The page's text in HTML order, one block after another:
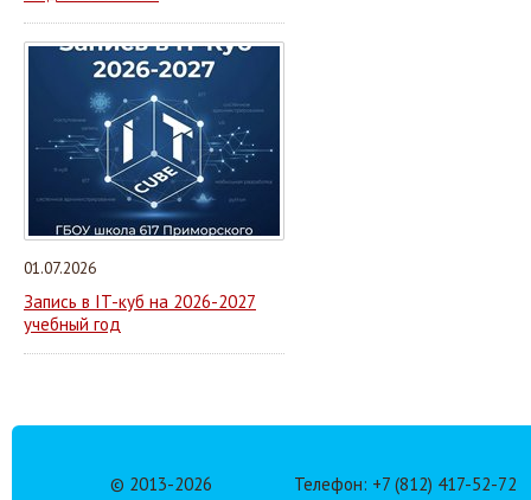
01.07.2026
Запись в IT-куб на 2026-2027
учебный год
© 2013-2026 Телефон: +7 (812) 417-52-72